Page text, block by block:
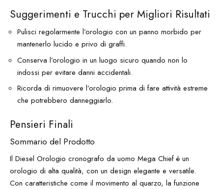
Suggerimenti e Trucchi per Migliori Risultati
Pulisci regolarmente l’orologio con un panno morbido per
mantenerlo lucido e privo di graffi.
Conserva l’orologio in un luogo sicuro quando non lo
indossi per evitare danni accidentali.
Ricorda di rimuovere l’orologio prima di fare attività estreme
che potrebbero danneggiarlo.
Pensieri Finali
Sommario del Prodotto
Il Diesel Orologio cronografo da uomo Mega Chief è un
orologio di alta qualità, con un design elegante e versatile.
Con caratteristiche come il movimento al quarzo, la funzione